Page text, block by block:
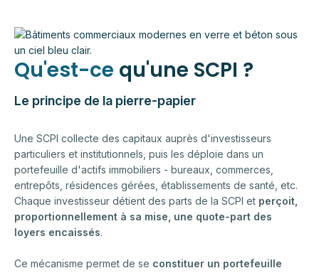
Qu'est-ce qu'une SCPI ?
Le principe de la pierre-papier
Une SCPI collecte des capitaux auprès d'investisseurs
particuliers et institutionnels, puis les déploie dans un
portefeuille d'actifs immobiliers - bureaux, commerces,
entrepôts, résidences gérées, établissements de santé, etc.
Chaque investisseur détient des parts de la SCPI et perçoit,
proportionnellement à sa mise, une quote-part des
loyers encaissés.
Ce mécanisme permet de se constituer un portefeuille